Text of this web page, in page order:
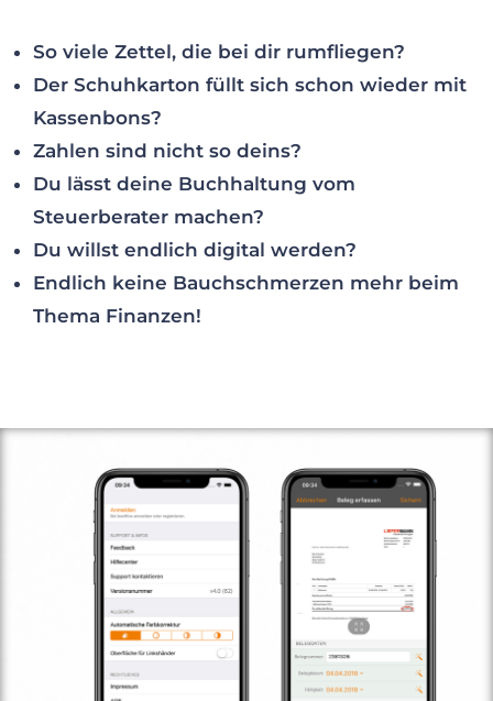
So viele Zettel, die bei dir rumfliegen?
Der Schuhkarton füllt sich schon wieder mit
Kassenbons?
Zahlen sind nicht so deins?
Du lässt deine Buchhaltung vom
Steuerberater machen?
Du willst endlich digital werden?
Endlich keine Bauchschmerzen mehr beim
Thema Finanzen!